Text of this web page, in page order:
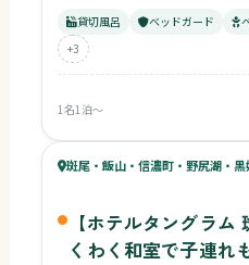
貸切風呂 ベッドガード
+3
1名1泊〜
76ベビー
82キッズ
斑尾・飯山・信濃町・野尻湖・
【ホテルタングラ
くわく和室で子連れ